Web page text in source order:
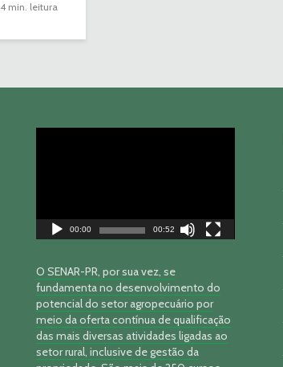
4 min. leitura
00:00 00:52
O SENAR-PR, por sua vez, se
fundamenta no desenvolvimento do
potencial do setor agropecuário por
meio da oferta contínua de qualificação
das mais diversas atividades ligadas ao
setor rural, inclusive de gestão da